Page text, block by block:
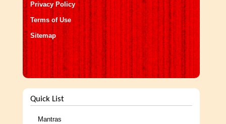
Privacy Policy
Terms of Use
Sitemap
Quick List
Mantras